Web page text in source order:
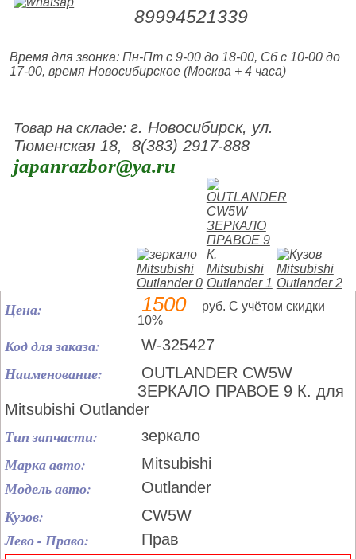
89994521339
Время для звонка: Пн-Пт с 9-00 до 18-00, Сб с 10-00 до
17-00, время Новосибирское (Москва + 4 часа)
Товар на складе:г. Новосибирск, ул.
Тюменская 18, 8(383) 2917-888
japanrazbor@ya.ru
Цена: 1500
руб. С учётом скидки
10%
Код для заказа: W-325427
Наименование:
OUTLANDER CW5W
ЗЕРКАЛО ПРАВОЕ 9 К. для
Mitsubishi Outlander
Тип запчасти: зеркало
Марка авто: Mitsubishi
Модель авто: Outlander
Кузов: CW5W
Лево - Право: Прав